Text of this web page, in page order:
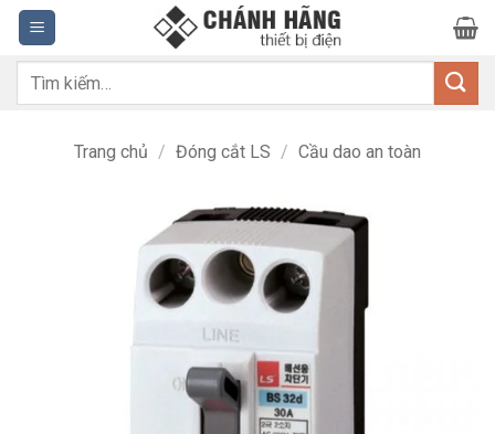
Bỏ
qua
nội
dung
Tìm
Trang chủ / Đóng cắt LS / Cầu dao an toàn